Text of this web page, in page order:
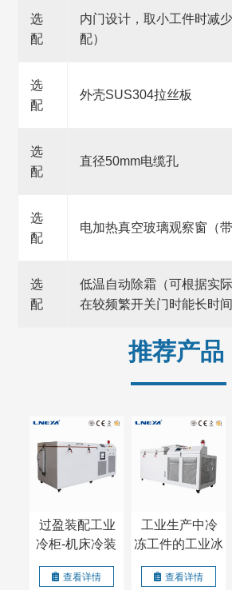
选
配
内门设计，取小工件时减
配）
选
配
外壳SUS304拉丝板
选
配
直径50mm电缆孔
选
配
电加热真空玻璃观察窗（
选
配
低温自动除霜（可根据实
在较频繁开关门时能长时间
推荐产品
过盈装配工业
冷柜-机床冷装
配箱-过盈配合
箱
查看详情
工业生产中冷
冻工件的工业冰
箱-过盈装配箱
查看详情